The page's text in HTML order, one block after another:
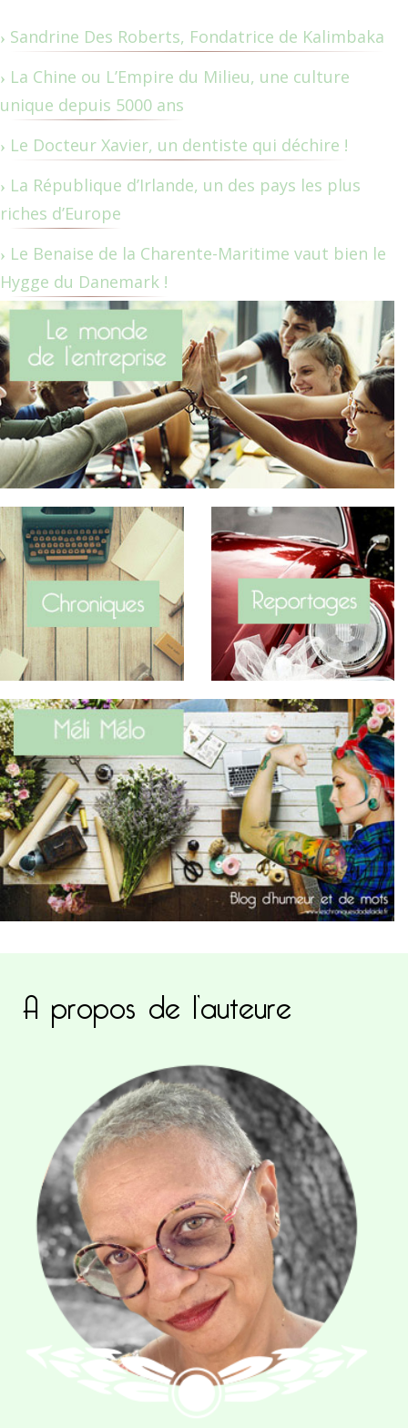
Sandrine Des Roberts, Fondatrice de Kalimbaka
La Chine ou L’Empire du Milieu, une culture
unique depuis 5000 ans
Le Docteur Xavier, un dentiste qui déchire !
La République d’Irlande, un des pays les plus
riches d’Europe
Le Benaise de la Charente-Maritime vaut bien le
Hygge du Danemark !
A propos de l’auteure